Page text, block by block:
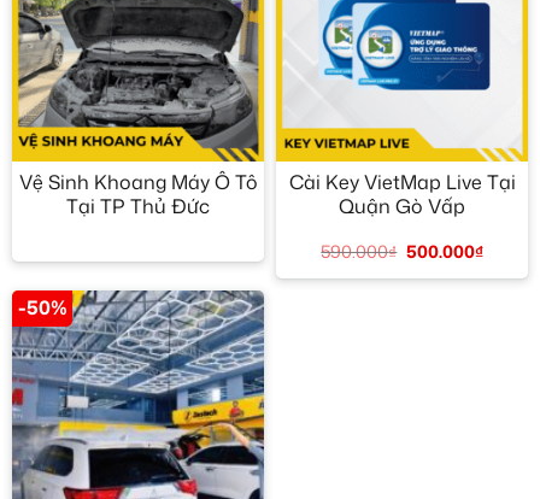
Vệ Sinh Khoang Máy Ô Tô
Tại TP Thủ Đức
Cài Key VietMap Live Tại
Quận Gò Vấp
590.000₫ 500.000₫
-50%